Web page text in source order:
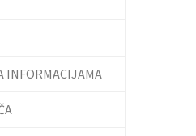
INFORMACIJAMA